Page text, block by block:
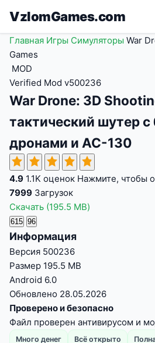
VzlomGames.com
Главная Игры Симуляторы War
Games
MOD
Verified Mod v500236
War Drone: 3D
тактический шутер
дронами и AC-130
4.9 1.1K оценок Нажмите, чтобы
7999 Загрузок
Скачать (195.5 MB)
615 96
Информация
Версия 500236
Размер 195.5 MB
Android 6.0
Обновлено 28.05.2026
Проверено и безопасно
Файл проверен антивирусом и
Много денег Всё открыто